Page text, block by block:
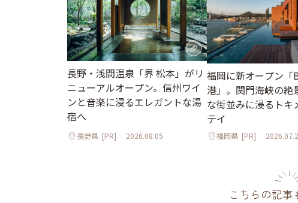
長野・浅間温泉「界 松本」がリ
ニューアルオープン。信州ワイ
ンと音楽に浸るエレガントな湯
宿へ
長野県 [PR] 2026.08.05
福岡に新オープン「
港」。関門海峡の絶
な街並みに浸るトキ
テイ
福岡県 [PR]
こちらの記事